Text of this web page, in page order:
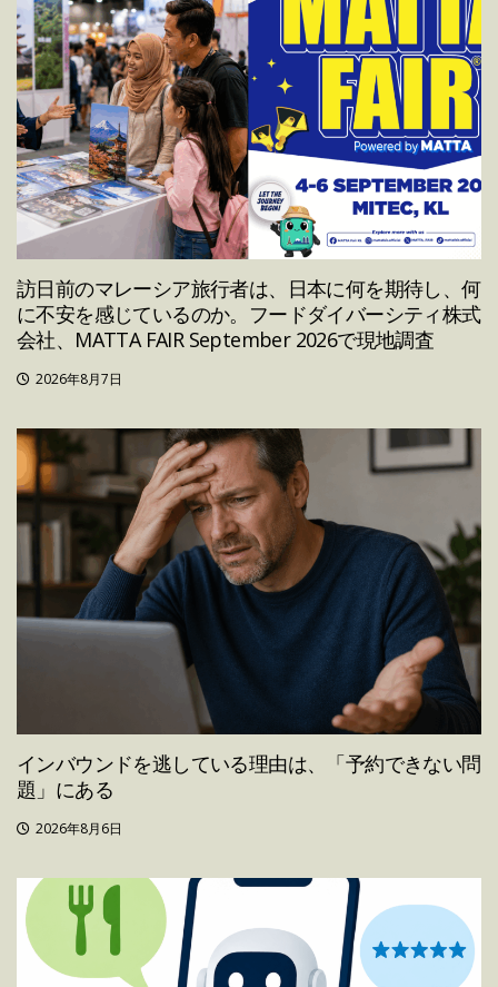
訪日前のマレーシア旅行者は、日本に何を期待し、何
に不安を感じているのか。フードダイバーシティ株式
会社、MATTA FAIR September 2026で現地調査
2026年8月7日
インバウンドを逃している理由は、「予約できない問
題」にある
2026年8月6日